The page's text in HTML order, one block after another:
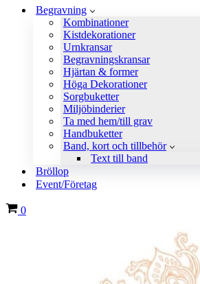
Begravning
Kombinationer
Kistdekorationer
Urnkransar
Begravningskransar
Hjärtan & former
Höga Dekorationer
Sorgbuketter
Miljöbinderier
Ta med hem/till grav
Handbuketter
Band, kort och tillbehör
Text till band
Bröllop
Event/Företag
Varukorg
0